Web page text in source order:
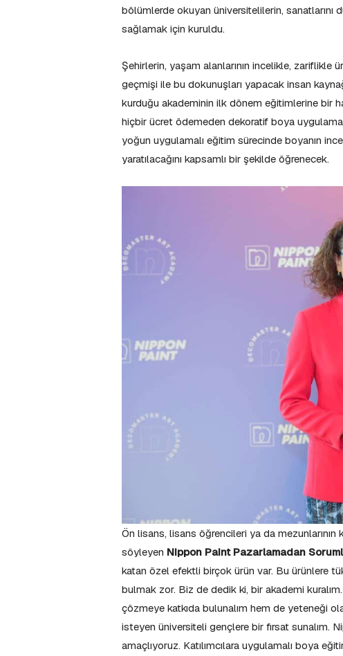
bölümlerde okuyan üniversitelilerin, sanatlarını
sağlamak için kuruldu.
Şehirlerin, yaşam alanlarının incelikle, zariflikle
geçmişi ile bu dokunuşları yapacak insan
kurduğu akademinin ilk dönem eğitimlerine bir
hiçbir ücret ödemeden dekoratif boya
yoğun uygulamalı eğitim sürecinde boyanın
yaratılacağını kapsamlı bir şekilde öğrenecek.
Ön lisans, lisans öğrencileri ya da mezunlarının
söyleyen Nippon Paint Pazarlamadan
katan özel efektli birçok ürün var. Bu ürünlere
bulmak zor. Biz de dedik ki, bir akademi
çözmeye katkıda bulunalım hem de yeteneği
isteyen üniversiteli gençlere bir fırsat sunalım.
amaçlıyoruz. Katılımcılara uygulamalı boya